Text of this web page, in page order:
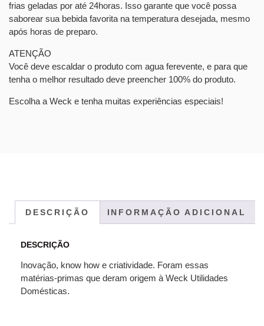
frias geladas por até 24horas. Isso garante que você possa
saborear sua bebida favorita na temperatura desejada, mesmo
após horas de preparo.
ATENÇÃO
Você deve escaldar o produto com agua ferevente, e para que
tenha o melhor resultado deve preencher 100% do produto.
Escolha a Weck e tenha muitas experiências especiais!
DESCRIÇÃO INFORMAÇÃO ADICIONAL
DESCRIÇÃO
Inovação, know how e criatividade. Foram essas
matérias-primas que deram origem à Weck Utilidades
Domésticas.